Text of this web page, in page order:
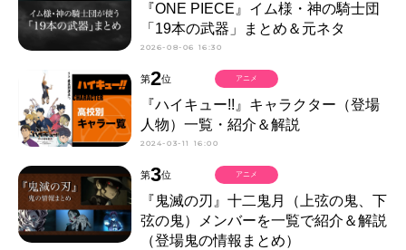
『ONE PIECE』イム様・神の騎士団
「19本の武器」まとめ＆元ネタ
2026-08-06 16:30
第2位
『ハイキュー!!』キャラクター（登場
人物）一覧・紹介＆解説
2024-03-11 16:00
アニメ
第3位
『鬼滅の刃』十二鬼月（上弦の鬼、下
弦の鬼）メンバーを一覧で紹介＆解説
（登場鬼の情報まとめ）
アニメ